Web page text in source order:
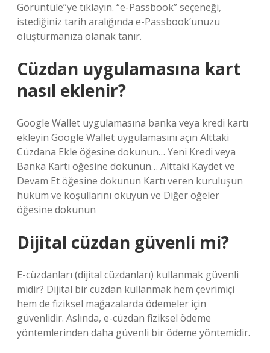
Görüntüle”ye tıklayın. “e-Passbook” seçeneği,
istediğiniz tarih aralığında e-Passbook’unuzu
oluşturmanıza olanak tanır.
Cüzdan uygulamasına kart
nasıl eklenir?
Google Wallet uygulamasına banka veya kredi kartı
ekleyin Google Wallet uygulamasını açın Alttaki
Cüzdana Ekle öğesine dokunun… Yeni Kredi veya
Banka Kartı öğesine dokunun… Alttaki Kaydet ve
Devam Et öğesine dokunun Kartı veren kuruluşun
hüküm ve koşullarını okuyun ve Diğer öğeler
öğesine dokunun
Dijital cüzdan güvenli mi?
E-cüzdanları (dijital cüzdanları) kullanmak güvenli
midir? Dijital bir cüzdan kullanmak hem çevrimiçi
hem de fiziksel mağazalarda ödemeler için
güvenlidir. Aslında, e-cüzdan fiziksel ödeme
yöntemlerinden daha güvenli bir ödeme yöntemidir.